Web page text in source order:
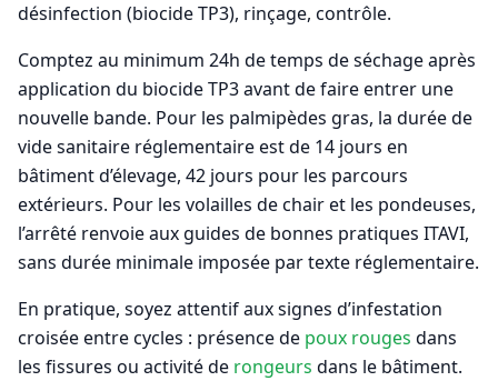
désinfection (biocide TP3), rinçage, contrôle.
Comptez au minimum 24h de temps de séchage après
application du biocide TP3 avant de faire entrer une
nouvelle bande. Pour les palmipèdes gras, la durée de
vide sanitaire réglementaire est de 14 jours en
bâtiment d’élevage, 42 jours pour les parcours
extérieurs. Pour les volailles de chair et les pondeuses,
l’arrêté renvoie aux guides de bonnes pratiques ITAVI,
sans durée minimale imposée par texte réglementaire.
En pratique, soyez attentif aux signes d’infestation
croisée entre cycles : présence de poux rouges dans
les fissures ou activité de rongeurs dans le bâtiment.